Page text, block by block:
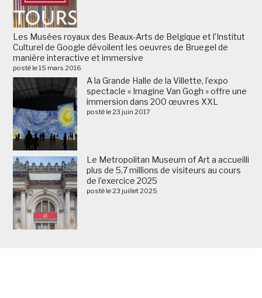
Les Musées royaux des Beaux-Arts de Belgique et l’Institut
Culturel de Google dévoilent les oeuvres de Bruegel de
manière interactive et immersive
posté le 15 mars 2016
A la Grande Halle de la Villette, l’expo
spectacle « Imagine Van Gogh » offre une
immersion dans 200 œuvres XXL
posté le 23 juin 2017
Le Metropolitan Museum of Art a accueilli
plus de 5,7 millions de visiteurs au cours
de l’exercice 2025
posté le 23 juillet 2025